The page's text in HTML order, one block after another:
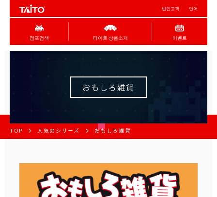
법인고객 언어
점포검색 타이토 상품소개 이벤트
おもしろ雑貨
TOP 人気のシリーズ おもしろ雑貨